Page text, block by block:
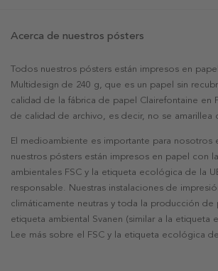
Acerca de nuestros pósters
Todos nuestros pósters están impresos en
Multidesign de 240 g, que es un papel sin
calidad de la fábrica de papel Clairefontaine en
de calidad de archivo, es decir, no se amarillea
El medioambiente es importante para nosotros
nuestros pósters están impresos en papel con
ambientales FSC y la etiqueta ecológica de la
responsable. Nuestras instalaciones de
climáticamente neutras y toda la producción de
etiqueta ambiental Svanen (similar a la etiqueta
Lee más sobre el FSC y la etiqueta ecológica